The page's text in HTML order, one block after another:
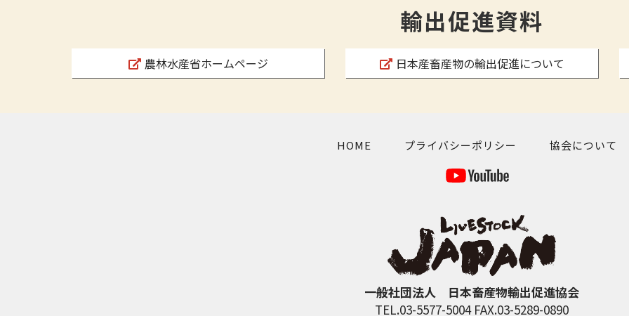
輸出促進資料
農林水産省ホームページ 日本産畜産物の輸出促進について
HOME プライバシーポリシー 協会について
一般社団法人 日本畜産物輸出促進協会
TEL.03-5577-5004 FAX.03-5289-0890